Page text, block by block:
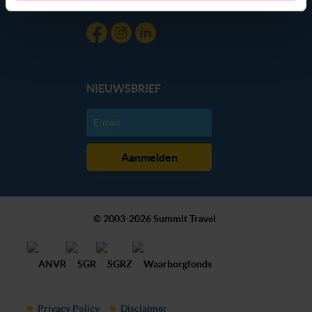
je kunt jouw voorkeuren altijd aanpassen. Klik daarvoor
cookie aangeven of je die wel of niet wilt toestaan.
We werken samen met
NIEUWSBRIEF
© 2003-2026 Summit Travel
Privacy Policy Disclaimer